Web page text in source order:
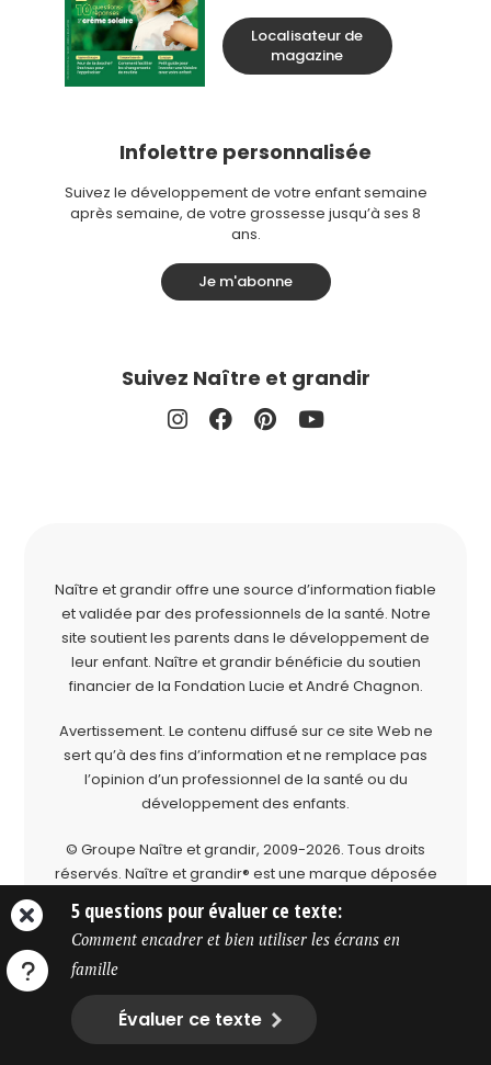
5 questions pour évaluer ce texte:
Comment encadrer et bien utiliser les écrans en
famille
Évaluer ce texte
Localisateur de
magazine
Infolettre personnalisée
Suivez le développement de votre enfant semaine
après semaine, de votre grossesse jusqu’à ses 8
ans.
Je m'abonne
Suivez Naître et grandir
Naître et grandir offre une source d’information fiable
et validée par des professionnels de la santé. Notre
site soutient les parents dans le développement de
leur enfant. Naître et grandir bénéficie du soutien
financier de la Fondation Lucie et André Chagnon.
Avertissement. Le contenu diffusé sur ce site Web ne
sert qu’à des fins d’information et ne remplace pas
l’opinion d’un professionnel de la santé ou du
développement des enfants.
© Groupe Naître et grandir, 2009-2026. Tous droits
réservés. Naître et grandir® est une marque déposée
du Groupe Naître et grandir.